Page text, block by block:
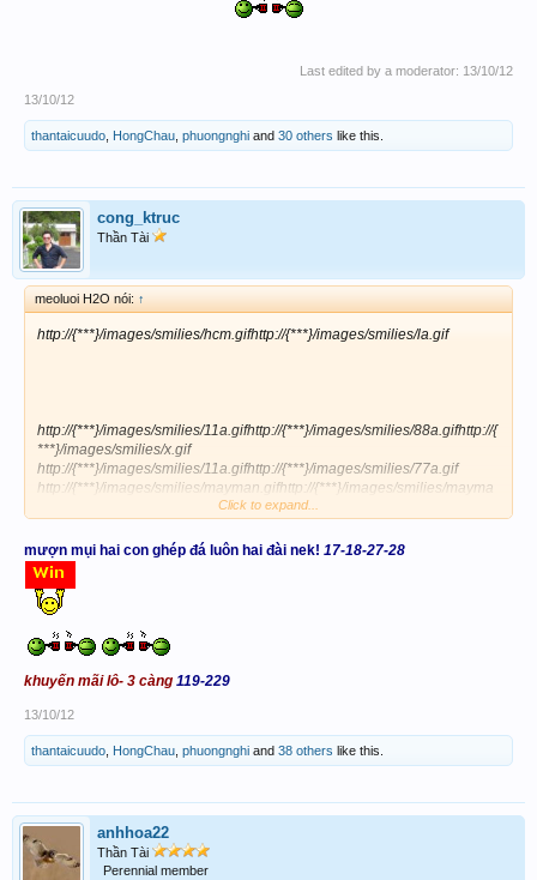
Last edited by a moderator: 13/10/12
13/10/12
thantaicuudo HongChau phuongnghi and 30 others like this.
cong_ktruc
Thần Tài
meoluoi H2O nói: ↑
http://{***}/images/smilies/hcm.gifhttp://{***}/images/smilies/la.gif
http://{***}/images/smilies/11a.gifhttp://{***}/images/smilies/88a.gifhttp://{
***}/images/smilies/x.gif
http://{***}/images/smilies/11a.gifhttp://{***}/images/smilies/77a.gif
http://{***}/images/smilies/mayman.gifhttp://{***}/images/smilies/mayma
n.gifhttp://{***}/images/smilies/mayman.gifhttp://{***}/images/smilies/ma
Chúc 4R XSTT gặt hái nhiều lộc. Chúc cho Meo chiến thắng a.đồng
Click to expand...
mượn mụi hai con ghép đá luôn hai đài nek! 17-18-27-28
khuyến mãi lô- 3 càng 119-229
13/10/12
thantaicuudo HongChau phuongnghi and 38 others like this.
anhhoa22
Thần Tài
Perennial member